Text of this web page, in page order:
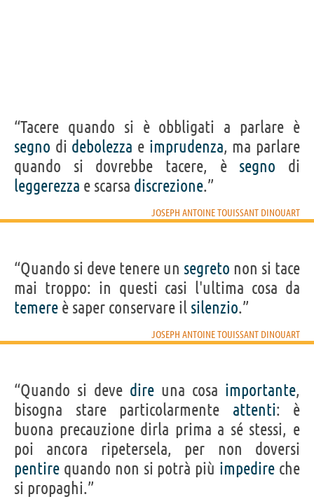
“Tacere quando si è obbligati a parlare è
segno di debolezza e imprudenza, ma parlare
quando si dovrebbe tacere, è segno di
leggerezza e scarsa discrezione.”
JOSEPH ANTOINE TOUISSANT DINOUART
“Quando si deve tenere un segreto non si tace
mai troppo: in questi casi l'ultima cosa da
temere è saper conservare il silenzio.”
JOSEPH ANTOINE TOUISSANT DINOUART
“Quando si deve dire una cosa importante,
bisogna stare particolarmente attenti: è
buona precauzione dirla prima a sé stessi, e
poi ancora ripetersela, per non doversi
pentire quando non si potrà più impedire che
si propaghi.”